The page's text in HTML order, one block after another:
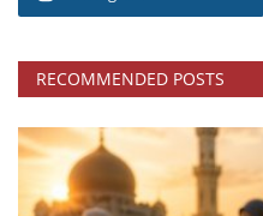
RECOMMENDED POSTS